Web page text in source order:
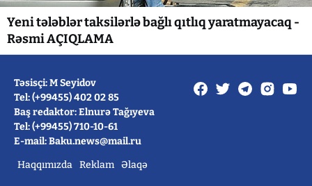
Yeni tələblər taksilərlə bağlı qıtlıq yaratmayacaq -
Rəsmi AÇIQLAMA
Təsisçi: M Seyidov
Tel: (+99455) 402 02 85
Baş redaktor: Elnurə Tağıyeva
Tel: (+99455) 710-10-61
E-mail: Baku.news@mail.ru
Haqqımızda Reklam Əlaqə